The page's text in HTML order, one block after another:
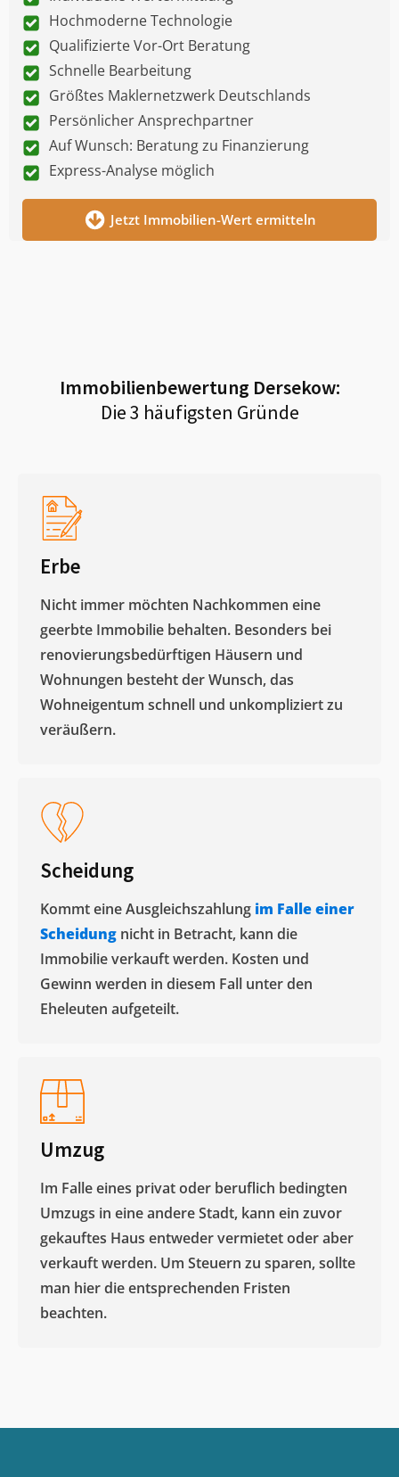
Hochmoderne Technologie
Qualifizierte Vor-Ort Beratung
Schnelle Bearbeitung
Größtes Maklernetzwerk Deutschlands
Persönlicher Ansprechpartner
Auf Wunsch: Beratung zu Finanzierung
Express-Analyse möglich
Jetzt Immobilien-Wert ermitteln
Immobilienbewertung Dersekow:
Die 3 häufigsten Gründe
Erbe
Nicht immer möchten Nachkommen eine
geerbte Immobilie behalten. Besonders bei
renovierungsbedürftigen Häusern und
Wohnungen besteht der Wunsch, das
Wohneigentum schnell und unkompliziert zu
veräußern. ​
Scheidung
Kommt eine Ausgleichszahlung im Falle einer
Scheidung nicht in Betracht, kann die
Immobilie verkauft werden. Kosten und
Gewinn werden in diesem Fall unter den
Eheleuten aufgeteilt.​
Umzug
Im Falle eines privat oder beruflich bedingten
Umzugs in eine andere Stadt, kann ein zuvor
gekauftes Haus entweder vermietet oder aber
verkauft werden. Um Steuern zu sparen, sollte
man hier die entsprechenden Fristen
beachten.